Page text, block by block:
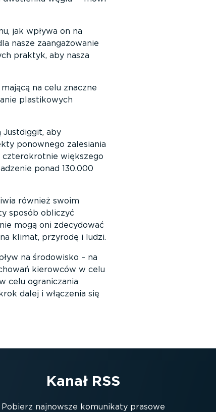
jak wpływa on na
nasze zaangażowanie
praktyk, aby nasza
na celu znaczne
plastikowych
Justdiggit, aby
ponownego zalesiania
czterokrotnie większego
ponad 130.000
również swoim
sposób obliczyć
mogą oni zdecydować
klimat, przyrodę i ludzi.
na środowisko – na
kierowców w celu
celu ograniczania
dalej i włączenia się
Kanał RSS
Pobierz najnowsze komunikaty prasowe